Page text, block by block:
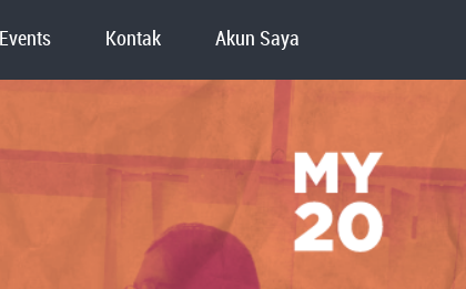
Events Kontak Akun Saya